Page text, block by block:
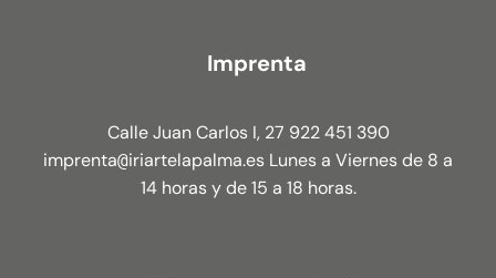
Imprenta
Calle Juan Carlos I, 27 922 451 390
imprenta@iriartelapalma.es Lunes a Viernes de 8 a
14 horas y de 15 a 18 horas.